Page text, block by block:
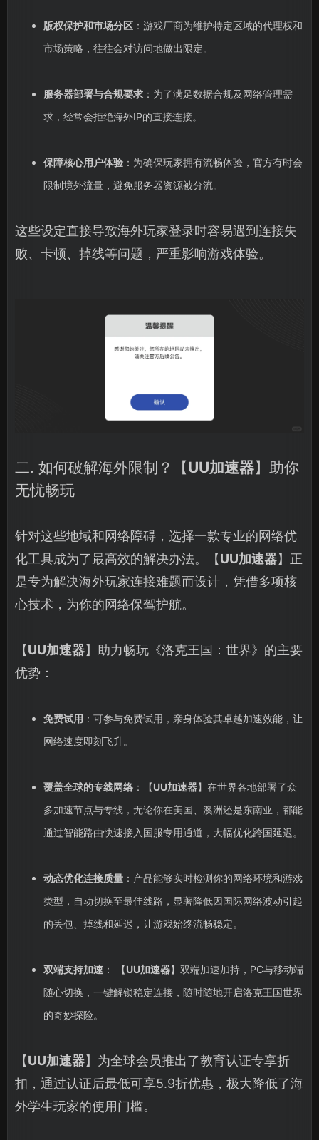
版权保护和市场分区：游戏厂商为维护特定区域的代理权和
市场策略，往往会对访问地做出限定。
服务器部署与合规要求：为了满足数据合规及网络管理需
求，经常会拒绝海外IP的直接连接。
保障核心用户体验：为确保玩家拥有流畅体验，官方有时会
限制境外流量，避免服务器资源被分流。
这些设定直接导致海外玩家登录时容易遇到连接失
败、卡顿、掉线等问题，严重影响游戏体验。
二. 如何破解海外限制？【UU加速器】助你
无忧畅玩
针对这些地域和网络障碍，选择一款专业的网络优
化工具成为了最高效的解决办法。【UU加速器】正
是专为解决海外玩家连接难题而设计，凭借多项核
心技术，为你的网络保驾护航。
【UU加速器】助力畅玩《洛克王国：世界》的主要
优势：
免费试用 ：可参与免费试用，亲身体验其卓越加速效能，让
网络速度即刻飞升。
覆盖全球的专线网络：【UU加速器】在世界各地部署了众
多加速节点与专线，无论你在美国、澳洲还是东南亚，都能
通过智能路由快速接入国服专用通道，大幅优化跨国延迟。
动态优化连接质量：产品能够实时检测你的网络环境和游戏
类型，自动切换至最佳线路，显著降低因国际网络波动引起
的丢包、掉线和延迟，让游戏始终流畅稳定。
双端支持加速： 【UU加速器】双端加速加持，PC与移动端
随心切换，一键解锁稳定连接，随时随地开启洛克王国世界
的奇妙探险。
【UU加速器】为全球会员推出了教育认证专享折
扣，通过认证后最低可享5.9折优惠，极大降低了海
外学生玩家的使用门槛。